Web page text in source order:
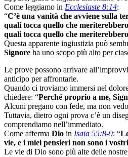
Come leggiamo in Ecclesiaste 8:14:
“C’è una vanità che avviene sulla
quali tocca quello che
quali tocca quello che
Questa apparente ingiustizia può
Signore ha uno scopo più alto per
Le prove possono arrivare
anticipo per affrontarle.
Quando ci troviamo immersi nel
chiedere: “Perché proprio a me,
Alcuni pregano con fede, ma non
Tuttavia, dietro ogni prova c’è un
comprendiamo nell’immediato.
Come afferma Dio in Isaia 55:8-9: “
vie, e i miei pensieri non sono i
Le vie di Dio sono più alte delle